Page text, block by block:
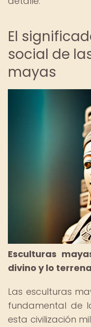
El
social de
mayas
Esculturas
divino y lo
Las esculturas
fundamental de
esta civilización